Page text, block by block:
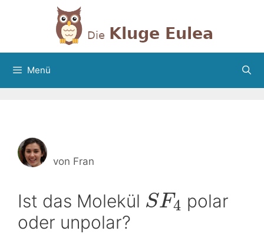
Menü
von Fran
Ist das Molekül SF4 polar
oder unpolar?